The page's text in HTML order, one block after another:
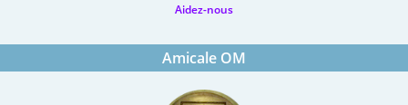
Aidez-nous
Amicale OM